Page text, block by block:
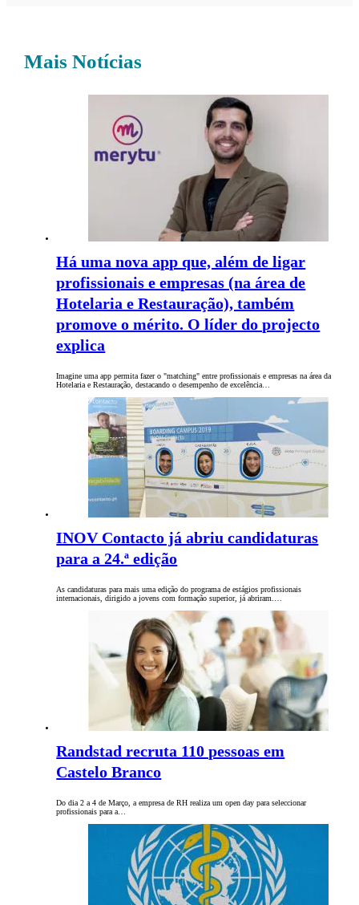
Mais Notícias
Há uma nova app que, além de ligar
profissionais e empresas (na área de
Hotelaria e Restauração), também
promove o mérito. O líder do projecto
explica
Imagine uma app permita fazer o "matching" entre profissionais e empresas na área da
Hotelaria e Restauração, destacando o desempenho de excelência…
INOV Contacto já abriu candidaturas
para a 24.ª edição
As candidaturas para mais uma edição do programa de estágios profissionais
internacionais, dirigido a jovens com formação superior, já abriram.…
Randstad recruta 110 pessoas em
Castelo Branco
Do dia 2 a 4 de Março, a empresa de RH realiza um open day para seleccionar
profissionais para a…